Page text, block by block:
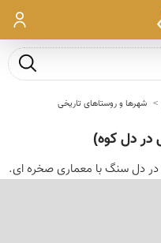
ورود
جست و
شهرها و روستاهای تاریخی
در دل كوه)
در دل سنگ با معماری صخره ای.